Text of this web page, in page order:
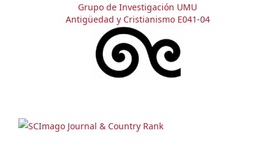
Grupo de Investigación UMU
Antigüedad y Cristianismo E041-04